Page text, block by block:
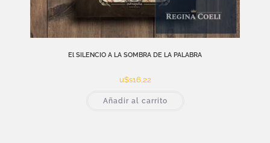
El SILENCIO A LA SOMBRA DE LA PALABRA
u$s16,22
Añadir al carrito